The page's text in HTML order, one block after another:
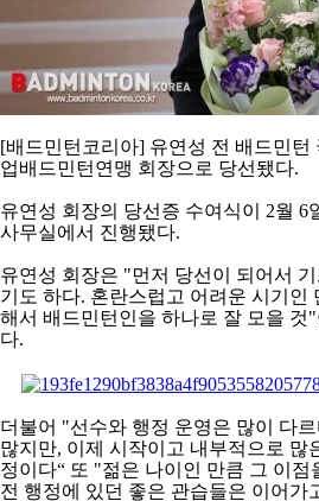
[배드민턴코리아] 유연성 전 배드민턴
업배드민턴연맹 회장으로 당선됐다.
유연성 회장의 당선증 수여식이 2월 6
사무실에서 진행됐다.
유연성 회장은 "먼저 당선이 되어서
기도 하다. 혼란스럽고 어려운 시기인
해서 배드민턴인을 하나로 잘 모을 것"
다.
더불어 "선수와 행정 운영은 많이 다
많지만, 이제 시작이고 내부적으로 많
정이다“ 또 "젊은 나이인 만큼 그 이점
전 행정에 있던 좋은 관습들은 이어가